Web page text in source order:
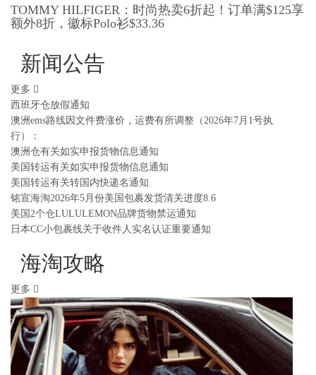
TOMMY HILFIGER：时尚热卖6折起！订单满$125享
额外8折，徽标Polo衫$33.36
新闻公告
更多
西班牙仓放假通知
澳洲ems路线因文件费涨价，运费有所调整（2026年7月1号执
行）：
澳洲仓有关如实申报货物信息通知
美国转运有关如实申报货物信息通知
美国转运有关转国内快递名通知
铭宣海淘2026年5月份美国包裹发货清关进度8.6
美国2个仓LULULEMON品牌货物禁运通知
日本CC小包裹线关于收件人实名认证重要通知
海淘攻略
更多